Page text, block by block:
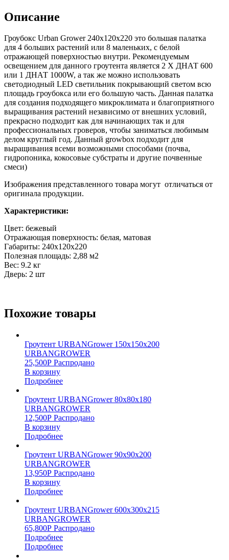
Описание
Гроубокс Urban Grower 240х120х220 это большая палатка
для 4 больших растений или 8 маленьких, с белой
отражающей поверхностью внутри. Рекомендуемым
освещением для данного гроутента является 2 Х ДНАТ 600
или 1 ДНАТ 1000W, а так же можно использовать
светодиодный LED светильник покрывающий светом всю
площадь гроубокса или его большую часть. Данная палатка
для создания подходящего микроклимата и благоприятного
выращивания растений независимо от внешних условий,
прекрасно подходит как для начинающих так и для
профессиональных гроверов, чтобы заниматься любимым
делом круглый год. Данный growbox подходит для
выращивания всеми возможными способами (почва,
гидропоника, кокосовые субстраты и другие почвенные
смеси)
Изображения представленного товара могут отличаться от
оригинала продукции.
Характеристики:
Цвет: бежевый
Отражающая поверхность: белая, матовая
Габариты: 240х120х220
Полезная площадь: 2,88 м2
Вес: 9.2 кг
Дверь: 2 шт
Похожие товары
Гроутент URBANGrower 150х150х200
URBANGROWER
25,500Р Распродано
В корзину
Подробнее
Гроутент URBANGrower 80х80х180
URBANGROWER
12,500Р Распродано
В корзину
Подробнее
Гроутент URBANGrower 90х90х200
URBANGROWER
13,950Р Распродано
В корзину
Подробнее
Гроутент URBANGrower 600х300х215
URBANGROWER
65,800Р Распродано
Подробнее
Подробнее